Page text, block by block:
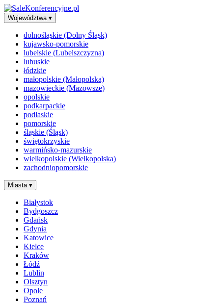
Województwa ▾
dolnośląskie (Dolny Śląsk)
kujawsko-pomorskie
lubelskie (Lubelszczyzna)
lubuskie
łódzkie
małopolskie (Małopolska)
mazowieckie (Mazowsze)
opolskie
podkarpackie
podlaskie
pomorskie
śląskie (Śląsk)
świętokrzyskie
warmińsko-mazurskie
wielkopolskie (Wielkopolska)
zachodniopomorskie
Miasta ▾
Białystok
Bydgoszcz
Gdańsk
Gdynia
Katowice
Kielce
Kraków
Łódź
Lublin
Olsztyn
Opole
Poznań